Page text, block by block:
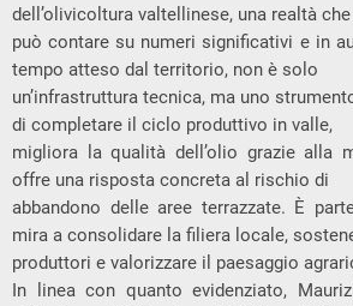
dell’olivicoltura valtellinese, una realtà
può contare su numeri significativi e in
tempo atteso dal territorio, non è solo
un’infrastruttura tecnica, ma uno
di completare il ciclo produttivo in valle,
migliora la qualità dell’olio grazie alla
offre una risposta concreta al rischio di
abbandono delle aree terrazzate. È
mira a consolidare la filiera locale,
produttori e valorizzare il paesaggio
In linea con quanto evidenziato,